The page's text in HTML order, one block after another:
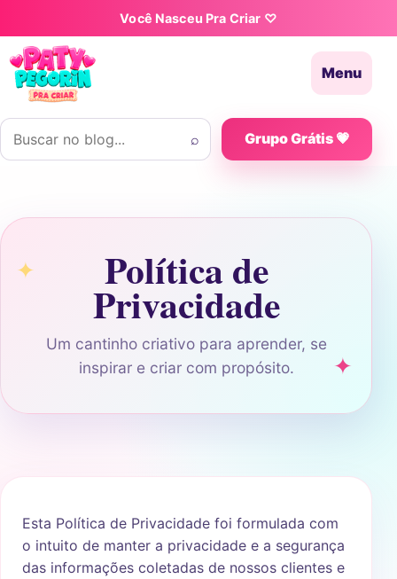
Pular para o conteúdoVocê Nasceu Pra Criar ♡
Menu
Buscar por:
⌕ Grupo Grátis 💗
Política de
Privacidade
Um cantinho criativo para aprender, se
inspirar e criar com propósito.
Esta Política de Privacidade foi formulada com
o intuito de manter a privacidade e a segurança
das informações coletadas de nossos clientes e